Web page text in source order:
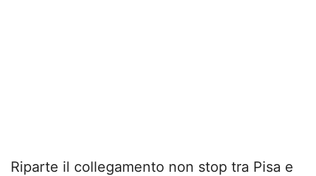
Riparte il collegamento non stop tra Pisa e